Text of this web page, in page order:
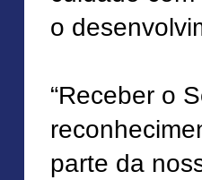
o
“Receber o
parte da